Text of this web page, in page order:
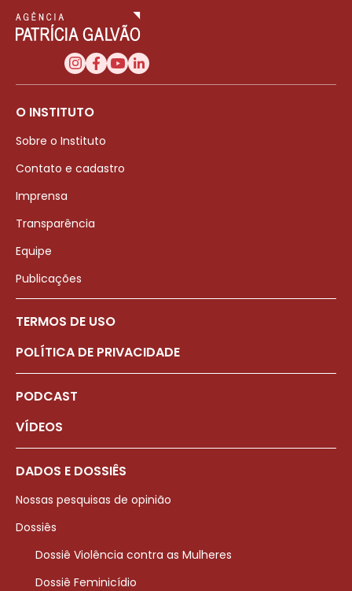
O INSTITUTO
Sobre o Instituto
Contato e cadastro
Imprensa
Transparência
Equipe
Publicações
TERMOS DE USO
POLÍTICA DE PRIVACIDADE
PODCAST
VÍDEOS
DADOS E DOSSIÊS
Nossas pesquisas de opinião
Dossiês
Dossiê Violência contra as Mulheres
Dossiê Feminicídio